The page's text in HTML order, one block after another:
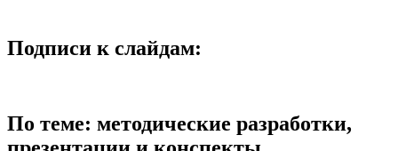
Подписи к слайдам:
По теме: методические разработки,